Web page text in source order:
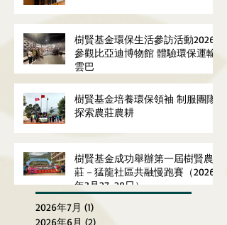
樹賢基金環保生活參訪活動2026
參觀比亞迪博物館 體驗環保運輸
雲巴
樹賢基金培養環保領袖 制服團隊
探索農莊農耕
樹賢基金成功舉辦第一屆樹賢農
莊－猛龍社區共融慢跑賽（2026
年3月27-29日）
2026年7月 (1)
2026年6月 (2)